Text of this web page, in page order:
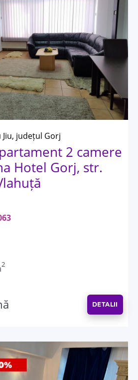
județul Gorj
2 camere
Hotel Gorj, str.
2
DETALII